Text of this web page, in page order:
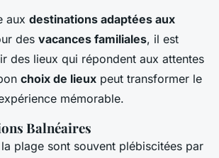
aux destinations adaptées aux
des vacances familiales, il est
des lieux qui répondent aux attentes
choix de lieux peut transformer le
mémorable.
Balnéaires
plage sont souvent plébiscitées par